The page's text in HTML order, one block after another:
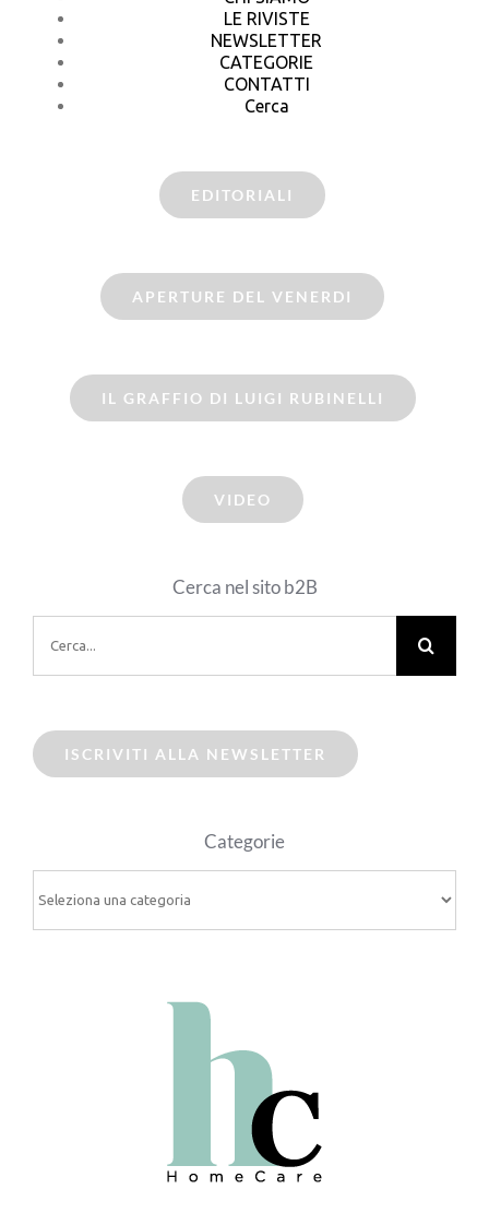
LE RIVISTE
NEWSLETTER
CATEGORIE
CONTATTI
Cerca
EDITORIALI
APERTURE DEL VENERDI
IL GRAFFIO DI LUIGI RUBINELLI
VIDEO
Cerca nel sito b2B
per:
ISCRIVITI ALLA NEWSLETTER
Categorie